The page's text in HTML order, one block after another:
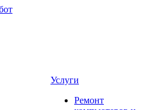
Услуги
Ремонт